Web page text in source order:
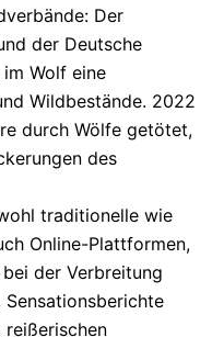
: Der
der Deutsche
Wolf eine
Wildbestände. 2022
durch Wölfe getötet,
des
traditionelle wie
Online-Plattformen,
der Verbreitung